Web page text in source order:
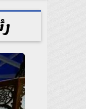
2026-05-16 15:36:10